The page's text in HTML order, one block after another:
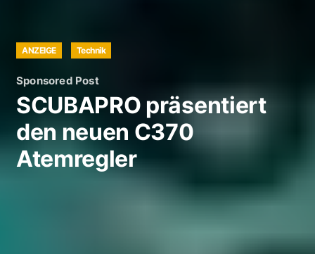
ANZEIGE Technik
Sponsored Post
SCUBAPRO präsentiert
den neuen C370
Atemregler